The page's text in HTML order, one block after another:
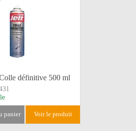
définitive 500 ml
panier voir le produit